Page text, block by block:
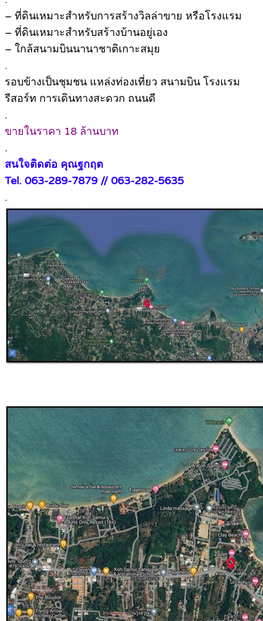
– ที่ดินเหมาะสำหรับการสร้างวิลล่าขาย หรือโรงแรม
– ที่ดินเหมาะสำหรับสร้างบ้านอยู่เอง
– ใกล้สนามบินนานาชาติเกาะสมุย
.
รอบข้างเป็นชุมชน แหล่งท่องเที่ยว สนามบิน โรงแรม
รีสอร์ท การเดินทางสะดวก ถนนดี
.
ขายในราคา 18 ล้านบาท
.
สนใจติดต่อ คุณฐกฤต
Tel. 063-289-7879 // 063-282-5635
.